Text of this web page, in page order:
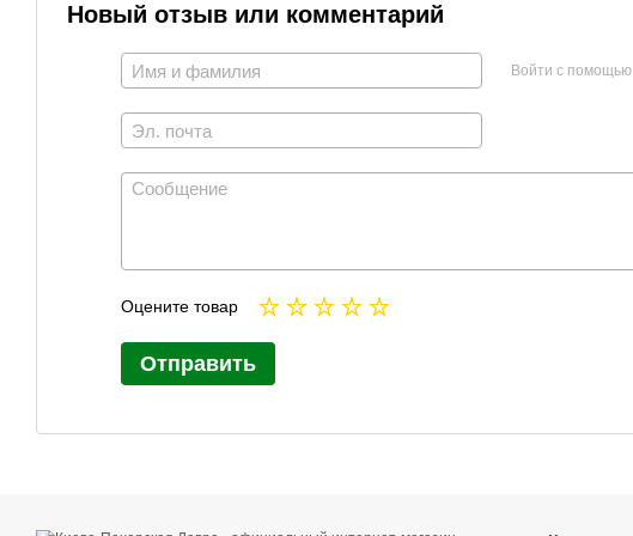
Новый отзыв или комментарий
Войти с помощью
Оцените товар
Отправить